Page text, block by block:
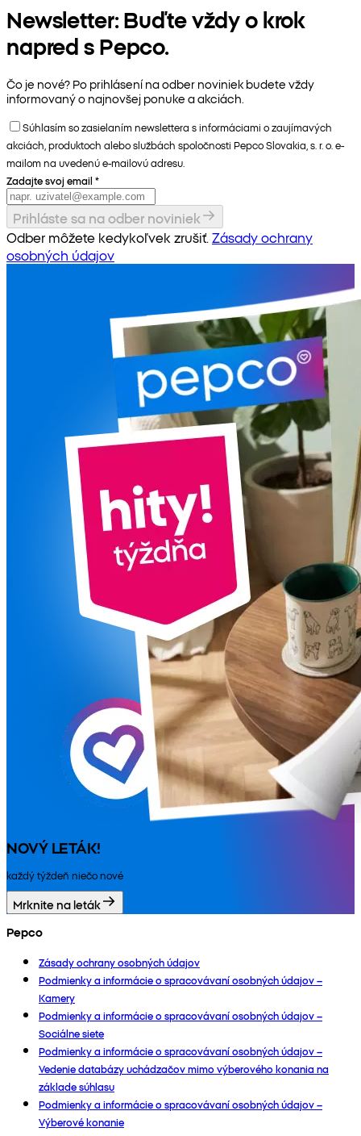
Newsletter: Buďte vždy o krok
napred s Pepco.
Čo je nové? Po prihlásení na odber noviniek budete vždy
informovaný o najnovšej ponuke a akciách.
Súhlasím so zasielaním newslettera s informáciami o zaujímavých
akciách, produktoch alebo službách spoločnosti Pepco Slovakia, s. r. o. e-
mailom na uvedenú e-mailovú adresu.
Zadajte svoj email *
Prihláste sa na odber noviniek
Odber môžete kedykoľvek zrušiť. Zásady ochrany
osobných údajov
NOVÝ LETÁK!
každý týždeň niečo nové
Mrknite na leták
Pepco
Zásady ochrany osobných údajov
Podmienky a informácie o spracovávaní osobných údajov –
Kamery
Podmienky a informácie o spracovávaní osobných údajov –
Sociálne siete
Podmienky a informácie o spracovávaní osobných údajov –
Vedenie databázy uchádzačov mimo výberového konania na
základe súhlasu
Podmienky a informácie o spracovávaní osobných údajov –
Výberové konanie